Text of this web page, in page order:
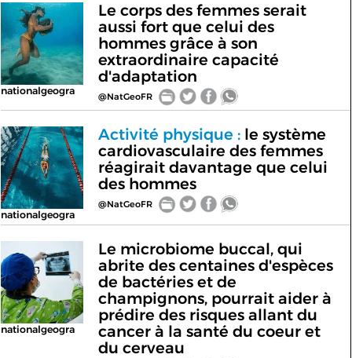
nationalgeogra
Le corps des femmes serait
aussi fort que celui des
hommes grâce à son
extraordinaire capacité
d'adaptation
@NatGeoFR
nationalgeogra
Activité physique :le système
cardiovasculaire des femmes
réagirait davantage que celui
des hommes
@NatGeoFR
nationalgeogra
Le microbiome buccal, qui
abrite des centaines d'espèces
de bactéries et de
champignons, pourrait aider à
prédire des risques allant du
cancer à la santé du coeur et
du cerveau